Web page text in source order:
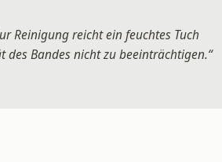
Reinigung reicht ein feuchtes Tuch
des Bandes nicht zu beeinträchtigen.“